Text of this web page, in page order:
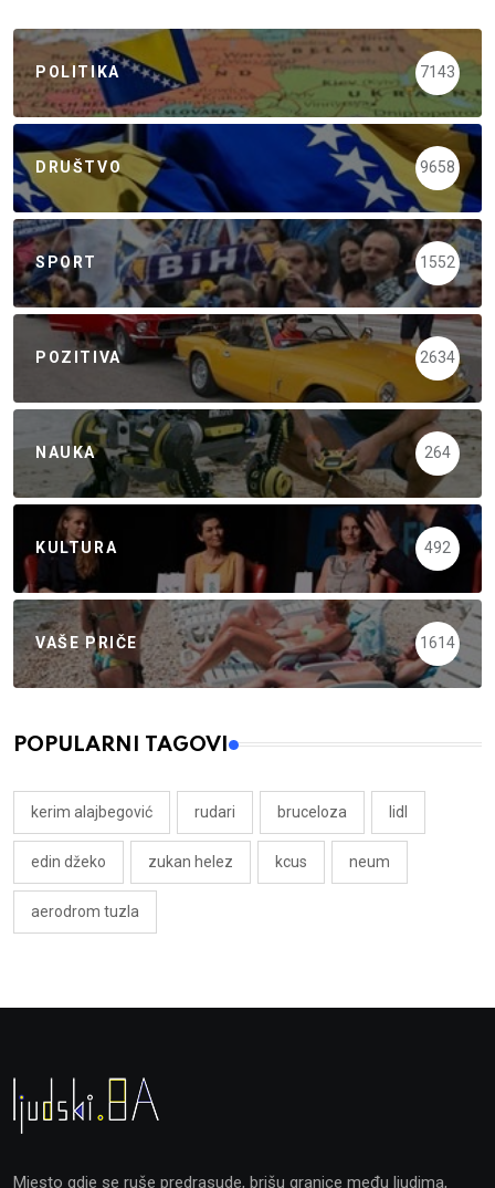
POLITIKA 7143
DRUŠTVO 9658
SPORT 1552
POZITIVA 2634
NAUKA 264
KULTURA 492
VAŠE PRIČE 1614
POPULARNI TAGOVI
kerim alajbegović rudari bruceloza lidl
edin džeko zukan helez kcus neum
aerodrom tuzla
Mjesto gdje se ruše predrasude, brišu granice među ljudima,